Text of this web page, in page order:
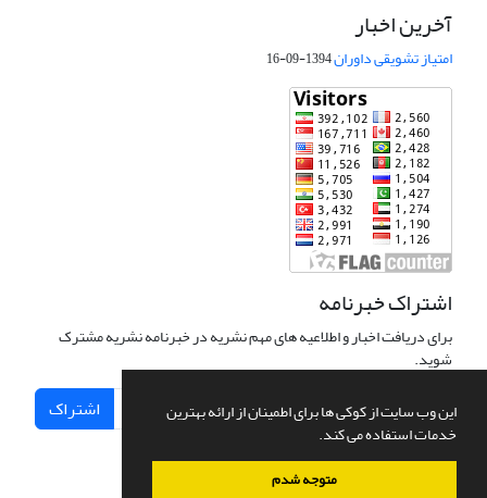
این وب سایت از کوکی ها برای اطمینان از ارائه بهترین
خدمات استفاده می کند.
متوجه شدم
آخرین اخبار
امتیاز تشویقی داوران1394-09-16
اشتراک خبرنامه
برای دریافت اخبار و اطلاعیه های مهم نشریه در خبرنامه نشریه مشترک
شوید.
اشتراک